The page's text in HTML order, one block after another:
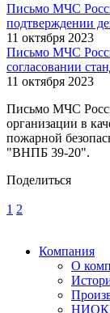
Письмо МЧС
подтверждении
11 октября 2023
Письмо МЧС
согласовании
11 октября 2023
Письмо МЧС
организации в
пожарной
"ВНПБ 39-20".
Поделиться
1 2
Компания
О